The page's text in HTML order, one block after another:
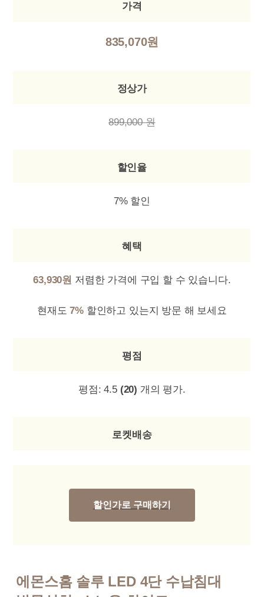
가격
835,070원
정상가
899,000 원
할인율
7% 할인
혜택
63,930원 저렴한 가격에 구입 할 수 있습니다.
현재도7%할인하고 있는지 방문 해 보세요
평점
평점:4.5 (20) 개의 평가.
로켓배송
할인가로 구매하기
에몬스홈 솔루 LED 4단 수납침대